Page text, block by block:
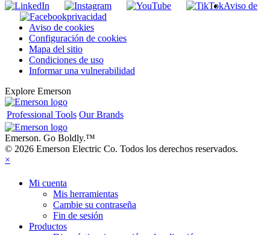
Aviso de
privacidad
Aviso de cookies
Configuración de cookies
Mapa del sitio
Condiciones de uso
Informar una vulnerabilidad
Explore Emerson
Professional Tools Our Brands
Emerson. Go Boldly.™
© 2026 Emerson Electric Co. Todos los derechos reservados.
×
Mi cuenta
Mis herramientas
Cambie su contraseña
Fin de sesión
Productos